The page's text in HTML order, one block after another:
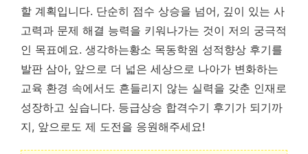
할 계획입니다. 단순히 점수 상승을 넘어, 깊이 있는 사
고력과 문제 해결 능력을 키워나가는 것이 저의 궁극적
인 목표예요. 생각하는황소 목동학원 성적향상 후기를
발판 삼아, 앞으로 더 넓은 세상으로 나아가 변화하는
교육 환경 속에서도 흔들리지 않는 실력을 갖춘 인재로
성장하고 싶습니다. 등급상승 합격수기 후기가 되기까
지, 앞으로도 제 도전을 응원해주세요!